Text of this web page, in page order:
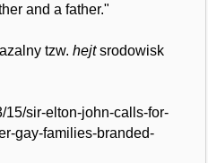
and a father."
tzw. hejtsrodowisk
15/sir-elton-john-calls-for-
gay-families-branded-